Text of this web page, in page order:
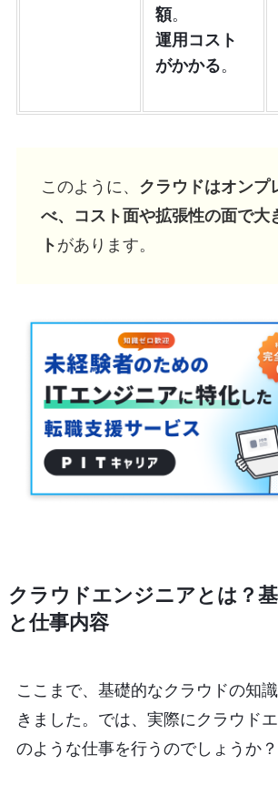
額。
運用コスト
がかかる。
このように、 クラウドはオンプ
べ、コスト面や拡張性の面で大
ト があります。
クラウドエンジニアとは？
と仕事内容
ここまで、基礎的なクラウドの知
きました。では、実際にクラウド
のような仕事を行うのでしょうか？